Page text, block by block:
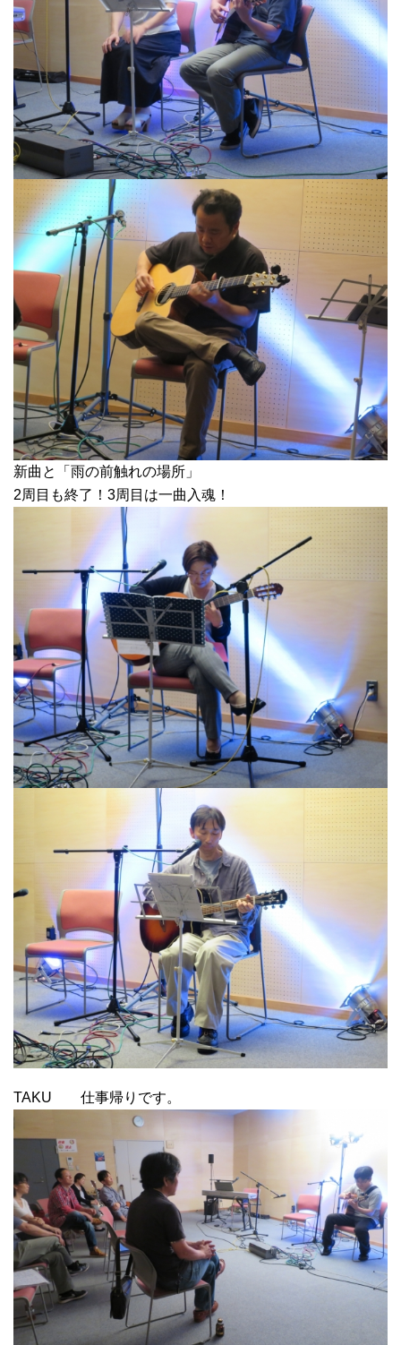
新曲と「雨の前触れの場所」
2周目も終了！3周目は一曲入魂！
TAKU 仕事帰りです。